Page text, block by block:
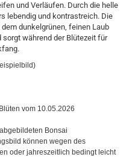
und Verläufen. Durch die helle
lebendig und kontrastreich. Die
dunkelgrünen, feinen Laub
während der Blütezeit für
vom 10.05.2026
Bonsai
können wegen des
oder jahreszeitlich bedingt leicht